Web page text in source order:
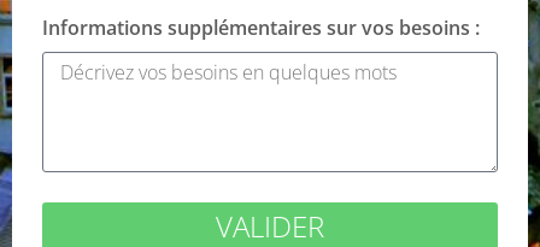
Informations supplémentaires sur vos besoins :
VALIDER